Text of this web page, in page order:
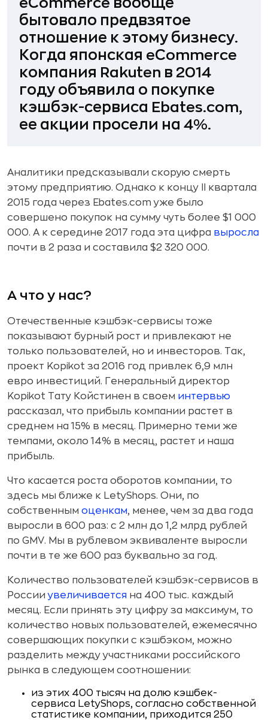
eСommerce вообще
бытовало предвзятое
отношение к этому бизнесу.
Когда японская eСommerce
компания Rakuten в 2014
году объявила о покупке
кэшбэк-сервиса Ebates.com,
ее акции просели на 4%.
Аналитики предсказывали скорую смерть
этому предприятию. Однако к концу II квартала
2015 года через Ebates.com уже было
совершено покупок на сумму чуть более $1 000
000. А к середине 2017 года эта цифра выросла
почти в 2 раза и составила $2 320 000.
А что у нас?
Отечественные кэшбэк-сервисы тоже
показывают бурный рост и привлекают не
только пользователей, но и инвесторов. Так,
проект Kopikot за 2016 год привлек 6,9 млн
евро инвестиций. Генеральный директор
Kopikot Тату Койстинен в своем интервью
рассказал, что прибыль компании растет в
среднем на 15% в месяц. Примерно теми же
темпами, около 14% в месяц, растет и наша
прибыль.
Что касается роста оборотов компании, то
здесь мы ближе к LetyShops. Они, по
собственным оценкам, менее, чем за два года
выросли в 600 раз: с 2 млн до 1,2 млрд рублей
по GMV. Мы в рублевом эквиваленте выросли
почти в те же 600 раз буквально за год.
Количество пользователей кэшбэк-сервисов в
Россииувеличивается на 400 тыс. каждый
месяц. Если принять эту цифру за максимум, то
количество новых пользователей, ежемесячно
совершающих покупки с кэшбэком, можно
разделить между участниками российского
рынка в следующем соотношении:
из этих 400 тысяч на долю кэшбек-
сервиса LetyShops, согласно собственной
статистике компании, приходится 250